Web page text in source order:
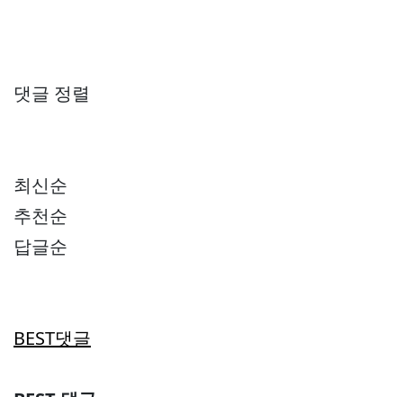
댓글 정렬
최신순
추천순
답글순
BEST댓글